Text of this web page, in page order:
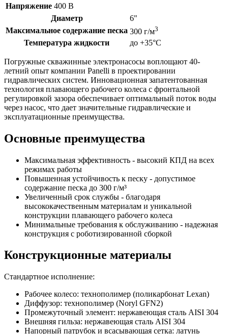
Напряжение 400 В
Диаметр
6"
Максимальное содержание песка 300 г/м3
Температура жидкости до +35°C
Погружные скважинные электронасосы воплощают 40-
летний опыт компании Panelli в проектировании
гидравлических систем. Инновационная запатентованная
технология плавающего рабочего колеса с фронтальной
регулировкой зазора обеспечивает оптимальный поток воды
через насос, что дает значительные гидравлические и
эксплуатационные преимущества.
Основные преимущества
Максимальная эффективность - высокий КПД на всех
режимах работы
Повышенная устойчивость к песку - допустимое
содержание песка до 300 г/м³
Увеличенный срок службы - благодаря
высококачественным материалам и уникальной
конструкции плавающего рабочего колеса
Минимальные требования к обслуживанию - надежная
конструкция с роботизированной сборкой
Конструкционные материалы
Стандартное исполнение:
Рабочее колесо: технополимер (поликарбонат Lexan)
Диффузор: технополимер (Noryl GFN2)
Промежуточный элемент: нержавеющая сталь AISI 304
Внешняя гильза: нержавеющая сталь AISI 304
Напорный патрубок и всасывающая сетка: латунь